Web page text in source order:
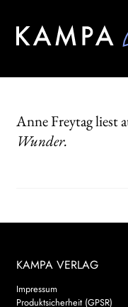
Zur
Navigation
Zum
Inhalt
LESUNGEN
LIZENZEN |
Anne Freytag liest
Wunder.
KAMPA VERLAG
Impressum
Produktsicherheit (GPSR)